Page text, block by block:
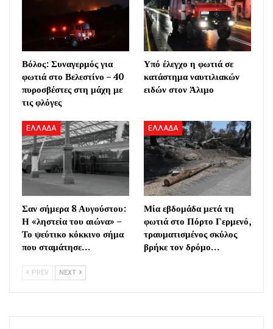
Βόλος: Συναγερμός για
φωτιά στο Βελεστίνο – 40
πυροσβέστες στη μάχη με
τις φλόγες
Υπό έλεγχο η φωτιά σε
κατάστημα ναυτιλιακών
ειδών στον Άλιμο
ΕΛΛΑΔΑ
Σαν σήμερα 8 Αυγούστου:
Η «ληστεία του αιώνα» –
Το ψεύτικο κόκκινο σήμα
που σταμάτησε…
ΕΛΛΑΔΑ
Μία εβδομάδα μετά τη
φωτιά στο Πόρτο Γερμενό,
τραυματισμένος σκύλος
βρήκε τον δρόμο…
PREV NEXT